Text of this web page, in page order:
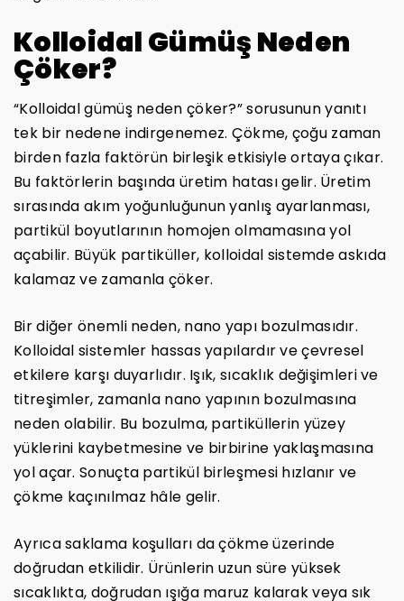
Kolloidal Gümüş Neden
Çöker?
“Kolloidal gümüş neden çöker?” sorusunun yanıtı
tek bir nedene indirgenemez. Çökme, çoğu zaman
birden fazla faktörün birleşik etkisiyle ortaya çıkar.
Bu faktörlerin başında üretim hatası gelir. Üretim
sırasında akım yoğunluğunun yanlış ayarlanması,
partikül boyutlarının homojen olmamasına yol
açabilir. Büyük partiküller, kolloidal sistemde askıda
kalamaz ve zamanla çöker.
Bir diğer önemli neden, nano yapı bozulmasıdır.
Kolloidal sistemler hassas yapılardır ve çevresel
etkilere karşı duyarlıdır. Işık, sıcaklık değişimleri ve
titreşimler, zamanla nano yapının bozulmasına
neden olabilir. Bu bozulma, partiküllerin yüzey
yüklerini kaybetmesine ve birbirine yaklaşmasına
yol açar. Sonuçta partikül birleşmesi hızlanır ve
çökme kaçınılmaz hâle gelir.
Ayrıca saklama koşulları da çökme üzerinde
doğrudan etkilidir. Ürünlerin uzun süre yüksek
sıcaklıkta, doğrudan ışığa maruz kalarak veya sık